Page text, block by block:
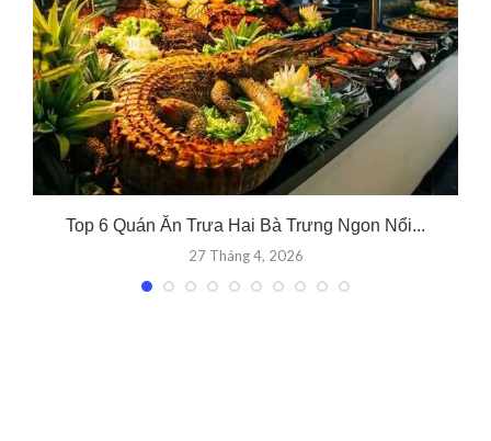
Top 6 Quán Ăn Trưa Hai Bà Trưng Ngon Nổi...
27 Tháng 4, 2026